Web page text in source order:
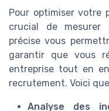
Pour optimiser votre
crucial de mesurer
précise vous
garantir que vous
entreprise tout en
recrutement. Voici
Analyse des